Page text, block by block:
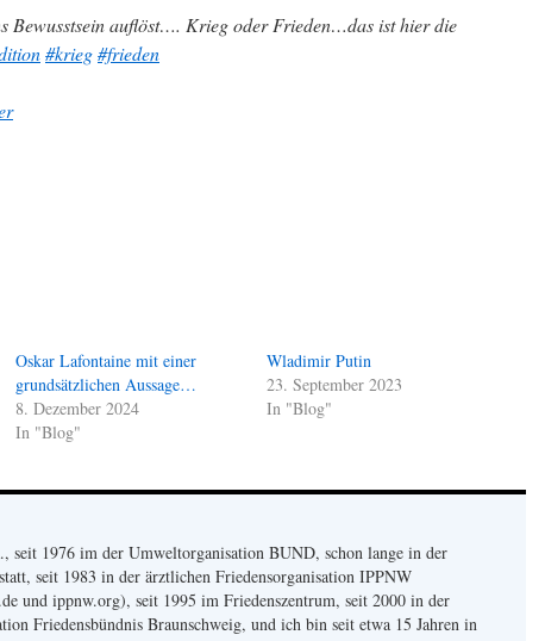
Bewusstsein auflöst…. Krieg oder Frieden…das ist hier die
#krieg#frieden
Oskar Lafontaine mit einer
grundsätzlichen Aussage…
8. Dezember 2024
In "Blog"
Wladimir Putin
23. September 2023
In "Blog"
seit 1976 im der Umweltorganisation BUND, schon lange in der
seit 1983 in der ärztlichen Friedensorganisation IPPNW
und ippnw.org), seit 1995 im Friedenszentrum, seit 2000 in der
Friedensbündnis Braunschweig, und ich bin seit etwa 15 Jahren in